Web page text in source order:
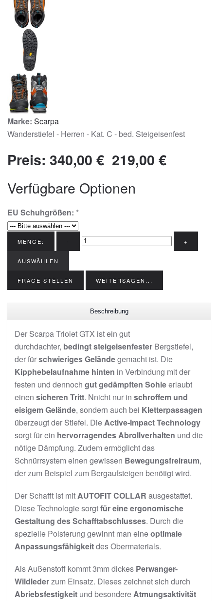
Marke: Scarpa
Wanderstiefel - Herren - Kat. C - bed. Steigeisenfest
Preis: 340,00 € 219,00 €
Verfügbare Optionen
EU Schuhgrößen: *
MENGE: - +
AUSWÄHLEN
FRAGE STELLEN WEITERSAGEN...
Beschreibung
Der Scarpa Triolet GTX ist ein gut
durchdachter, bedingt steigeisenfester Bergstiefel,
der fürschwieriges Geländegemacht ist. Die
Kipphebelaufnahme hinten in Verbindung mit der
festen und dennoch gut gedämpften Sohleerlaubt
einen sicheren Tritt. Nnicht nur in schroffem und
eisigem Gelände, sondern auch bei Kletterpassagen
überzeugt der Stiefel. DieActive-Impact Technology
sorgt für ein hervorragendes Abrollverhalten und die
nötige Dämpfung. Zudem ermöglicht das
Schnürrsystem einen gewissen Bewegungsfreiraum,
der zum Beispiel zum Bergaufsteigen benötigt wird.
Der Schafft ist mitAUTOFIT COLLAR ausgestattet.
Diese Technologie sorgtfür eine ergonomische
Gestaltung des Schafftabschlusses. Durch die
spezielle Polsterung gewinnt man eineoptimale
Anpassungsfähigkeitdes Obermaterials.
Als Außenstoff kommt 3mm dickes Perwanger-
Wildlederzum Einsatz. Dieses zeichnet sich durch
Abriebsfestigkeit und besondereAtmungsaktivität